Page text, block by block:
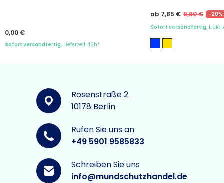
0,00 €
Sofort versandfertig, Lieferzeit 48h*
ab 7,85 € 9,90 €
-20%
Sofort versandfertig,
Rosenstraße 2
10178 Berlin
Rufen Sie uns an
+49 5901 9585833
Schreiben Sie uns
info@mundschutzhandel.de